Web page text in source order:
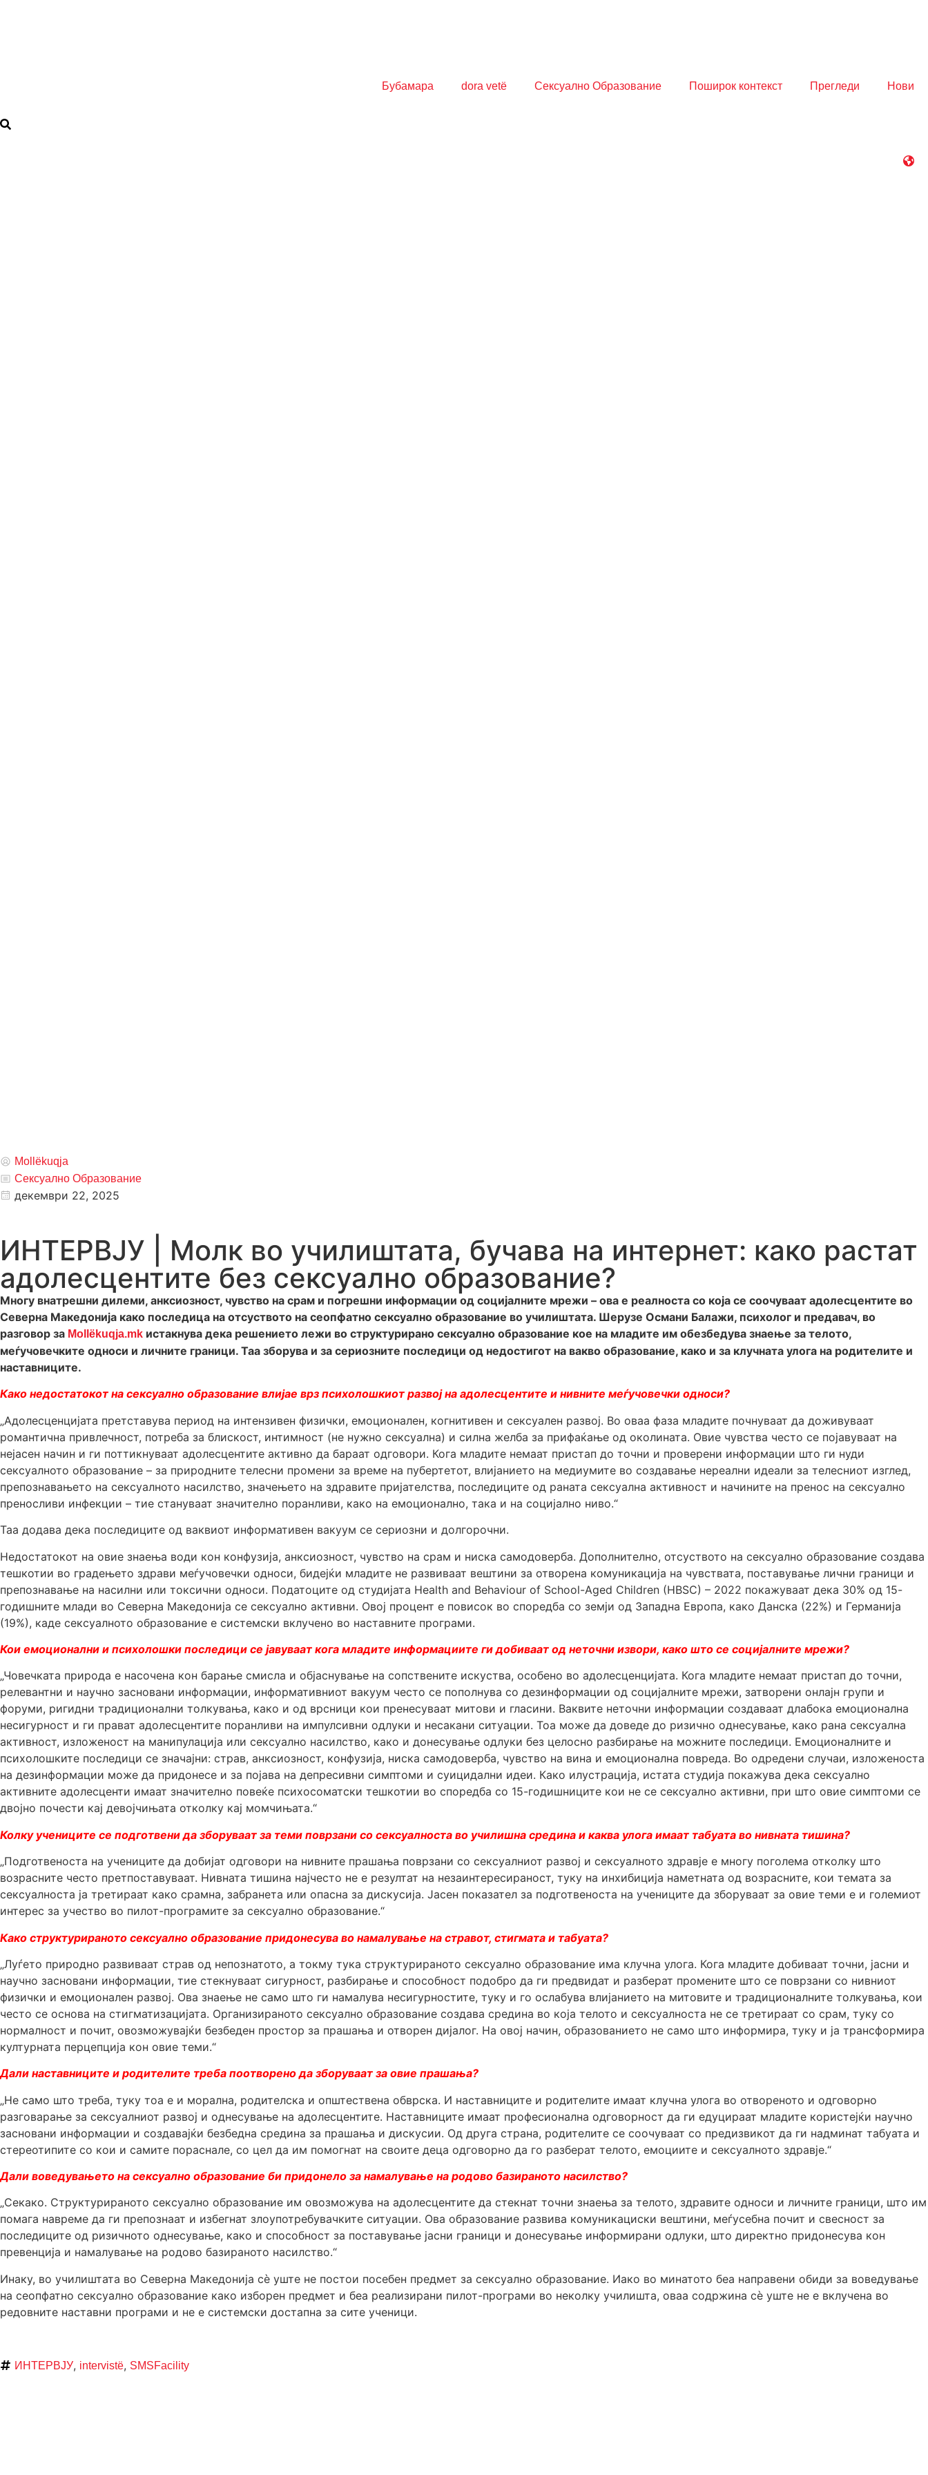
Бубамара dora vetë Сексуално Образование Поширок контекст Прегледи Нови
Mollëkuqja
Сексуално Образование
декември 22, 2025
ИНТЕРВЈУ | Молк во училиштата, бучава на интернет: како растат
адолесцентите без сексуално образование?
Многу внатрешни дилеми, анксиозност, чувство на срам и погрешни информации од социјалните мрежи – ова е реалноста со која се соочуваат адолесцентите во
Северна Македонија како последица на отсуството на сеопфатно сексуално образование во училиштата. Шерузе Османи Балажи, психолог и предавач, во
разговор за Mollëkuqja.mk истакнува дека решението лежи во структурирано сексуално образование кое на младите им обезбедува знаење за телото,
меѓучовечките односи и личните граници. Таа зборува и за сериозните последици од недостигот на вакво образование, како и за клучната улога на родителите и
наставниците.
Како недостатокот на сексуално образование влијае врз психолошкиот развој на адолесцентите и нивните меѓучовечки односи?
„Адолесценцијата претставува период на интензивен физички, емоционален, когнитивен и сексуален развој. Во оваа фаза младите почнуваат да доживуваат
романтична привлечност, потреба за блискост, интимност (не нужно сексуална) и силна желба за прифаќање од околината. Овие чувства често се појавуваат на
нејасен начин и ги поттикнуваат адолесцентите активно да бараат одговори. Кога младите немаат пристап до точни и проверени информации што ги нуди
сексуалното образование – за природните телесни промени за време на пубертетот, влијанието на медиумите во создавање нереални идеали за телесниот изглед,
препознавањето на сексуалното насилство, значењето на здравите пријателства, последиците од раната сексуална активност и начините на пренос на сексуално
преносливи инфекции – тие стануваат значително поранливи, како на емоционално, така и на социјално ниво.“
Таа додава дека последиците од ваквиот информативен вакуум се сериозни и долгорочни.
Недостатокот на овие знаења води кон конфузија, анксиозност, чувство на срам и ниска самодоверба. Дополнително, отсуството на сексуално образование создава
тешкотии во градењето здрави меѓучовечки односи, бидејќи младите не развиваат вештини за отворена комуникација на чувствата, поставување лични граници и
препознавање на насилни или токсични односи. Податоците од студијата Health and Behaviour of School-Aged Children (HBSC) – 2022 покажуваат дека 30% од 15-
годишните млади во Северна Македонија се сексуално активни. Овој процент е повисок во споредба со земји од Западна Европа, како Данска (22%) и Германија
(19%), каде сексуалното образование е системски вклучено во наставните програми.
Кои емоционални и психолошки последици се јавуваат кога младите информациите ги добиваат од неточни извори, како што се социјалните мрежи?
„Човечката природа е насочена кон барање смисла и објаснување на сопствените искуства, особено во адолесценцијата. Кога младите немаат пристап до точни,
релевантни и научно засновани информации, информативниот вакуум често се пополнува со дезинформации од социјалните мрежи, затворени онлајн групи и
форуми, ригидни традиционални толкувања, како и од врсници кои пренесуваат митови и гласини. Ваквите неточни информации создаваат длабока емоционална
несигурност и ги прават адолесцентите поранливи на импулсивни одлуки и несакани ситуации. Тоа може да доведе до ризично однесување, како рана сексуална
активност, изложеност на манипулација или сексуално насилство, како и донесување одлуки без целосно разбирање на можните последици. Емоционалните и
психолошките последици се значајни: страв, анксиозност, конфузија, ниска самодоверба, чувство на вина и емоционална повреда. Во одредени случаи, изложеноста
на дезинформации може да придонесе и за појава на депресивни симптоми и суицидални идеи. Како илустрација, истата студија покажува дека сексуално
активните адолесценти имаат значително повеќе психосоматски тешкотии во споредба со 15-годишниците кои не се сексуално активни, при што овие симптоми се
двојно почести кај девојчињата отколку кај момчињата.“
Колку учениците се подготвени да зборуваат за теми поврзани со сексуалноста во училишна средина и каква улога имаат табуата во нивната тишина?
„Подготвеноста на учениците да добијат одговори на нивните прашања поврзани со сексуалниот развој и сексуалното здравје е многу поголема отколку што
возрасните често претпоставуваат. Нивната тишина најчесто не е резултат на незаинтересираност, туку на инхибиција наметната од возрасните, кои темата за
сексуалноста ја третираат како срамна, забранета или опасна за дискусија. Јасен показател за подготвеноста на учениците да зборуваат за овие теми е и големиот
интерес за учество во пилот-програмите за сексуално образование.“
Како структурираното сексуално образование придонесува во намалување на стравот, стигмата и табуата?
„Луѓето природно развиваат страв од непознатото, а токму тука структурираното сексуално образование има клучна улога. Кога младите добиваат точни, јасни и
научно засновани информации, тие стекнуваат сигурност, разбирање и способност подобро да ги предвидат и разберат промените што се поврзани со нивниот
физички и емоционален развој. Ова знаење не само што ги намалува несигурностите, туку и го ослабува влијанието на митовите и традиционалните толкувања, кои
често се основа на стигматизацијата. Организираното сексуално образование создава средина во која телото и сексуалноста не се третираат со срам, туку со
нормалност и почит, овозможувајќи безбеден простор за прашања и отворен дијалог. На овој начин, образованието не само што информира, туку и ја трансформира
културната перцепција кон овие теми.“
Дали наставниците и родителите треба поотворено да зборуваат за овие прашања?
„Не само што треба, туку тоа е и морална, родителска и општествена обврска. И наставниците и родителите имаат клучна улога во отвореното и одговорно
разговарање за сексуалниот развој и однесување на адолесцентите. Наставниците имаат професионална одговорност да ги едуцираат младите користејќи научно
засновани информации и создавајќи безбедна средина за прашања и дискусии. Од друга страна, родителите се соочуваат со предизвикот да ги надминат табуата и
стереотипите со кои и самите пораснале, со цел да им помогнат на своите деца одговорно да го разберат телото, емоциите и сексуалното здравје.“
Дали воведувањето на сексуално образование би придонело за намалување на родово базираното насилство?
„Секако. Структурираното сексуално образование им овозможува на адолесцентите да стекнат точни знаења за телото, здравите односи и личните граници, што им
помага навреме да ги препознаат и избегнат злоупотребувачките ситуации. Ова образование развива комуникациски вештини, меѓусебна почит и свесност за
последиците од ризичното однесување, како и способност за поставување јасни граници и донесување информирани одлуки, што директно придонесува кон
превенција и намалување на родово базираното насилство.“
Инаку, во училиштата во Северна Македонија сè уште не постои посебен предмет за сексуално образование. Иако во минатото беа направени обиди за воведување
на сеопфатно сексуално образование како изборен предмет и беа реализирани пилот-програми во неколку училишта, оваа содржина сè уште не е вклучена во
редовните наставни програми и не е системски достапна за сите ученици.
ИНТЕРВЈУ, intervistë, SMSFacility